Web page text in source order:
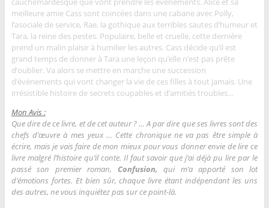
meilleure amie Cass sont coincées dans une cabane avec Polly,
l’asociale de service, Rae, la gothique aux terribles sautes d’humeur et
Tara, la reine des pestes. Populaire, belle et cruelle, cette dernière
prend un malin plaisir à humilier les autres. Cass décide qu’il est
grand temps de donner à Tara une leçon qu’elle n’est pas prête
d’oublier. Va alors se mettre en marche une succession
d’événements qui vont changer la vie de ces filles à tout jamais. Une
irrésistible histoire de secrets coupables et d’amitiés troubles…
Mon Avis :
Que dire de ce livre, et de cet auteur ? … A par dire que ses livres sont des
chefs d’œuvre à mes yeux … Cette chronique ne va pas être simple à
écrire, mais je vais faire de mon mieux pour vous donner envie de lire ce
livre malgré l’histoire qu’il conte. Il faut savoir que j’ai déjà pu lire par le
passé son premier roman, Confusion, qui m’a apporté son lot
d’émotions fortes. Et bien sûr, chaque livre étant indépendant les uns
des autres, ne vous inquiétez pas sur ce point-là.